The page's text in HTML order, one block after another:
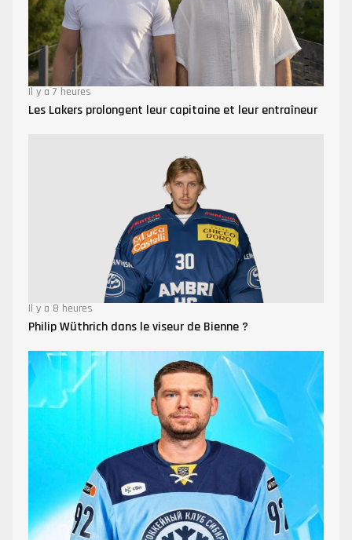
Il y a 7 heures
Les Lakers prolongent leur capitaine et leur entraîneur
Il y a 8 heures
Philip Wüthrich dans le viseur de Bienne ?